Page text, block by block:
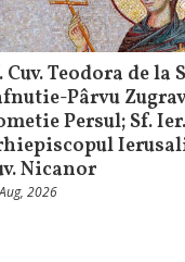
Cuv. Teodora de la
Pârvu
Persul; Sf.
Nicanor
2026